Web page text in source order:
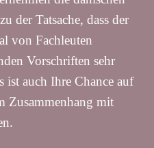
der Tatsache, dass der
von Fachleuten
Vorschriften sehr
ist auch Ihre Chance auf
Zusammenhang mit